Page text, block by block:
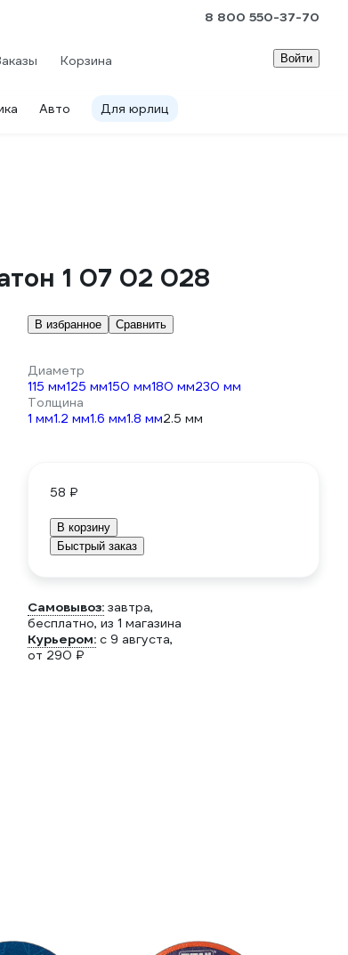
8 800 550-37-70
Корзина Войти
Авто Для юрлиц
1 07 02 028
В избранное Сравнить
Диаметр
115 мм125 мм150 мм180 мм230 мм
Толщина
1 мм1.2 мм1.6 мм1.8 мм2.5 мм
58 ₽
В корзину
Быстрый заказ
Самовывоз: завтра,
бесплатно, из 1 магазина
Курьером: c 9 августа,
от 290 ₽